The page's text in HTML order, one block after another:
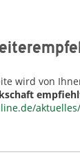
wird von